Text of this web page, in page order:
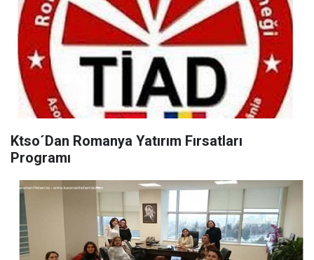
Ktso´Dan Romanya Yatırım Fırsatları
Programı